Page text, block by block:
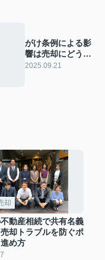
がけ条例による影
響は売却にどう関
わる？注意点や対
2025.09.21
却
動産相続で共有名義
却トラブルを防ぐポ
め方